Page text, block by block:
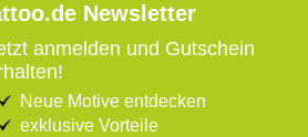
Newsletter
anmelden und Gutschein
Neue Motive entdecken
exklusive Vorteile